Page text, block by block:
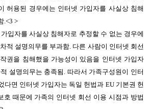
허용된 경우에는 인터넷 가입자를 사실상 침해
.<3 >
입자를 사실상 침해자로 추정할 수 없는 경우에
적 설명의무를 부과함. 다른 사람이 인터넷 회선
권을 침해했을 가능성이 있음을 인터넷 가입자
설명의무는 충족됨. 따라서 가족구성원이 인터
다면 인터넷 가입자는 독일 헌법과 EU 기본권 헌
호 때문에 가족의 인터넷 회선 이용 시점과 방법